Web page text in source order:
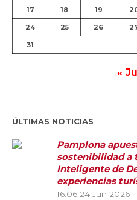
17 18 19
24 25 26
31
«
ÚLTIMAS NOTICIAS
Pamplona
sostenibilidad a
Inteligente de
experiencias
16:06 24 Jun 2026